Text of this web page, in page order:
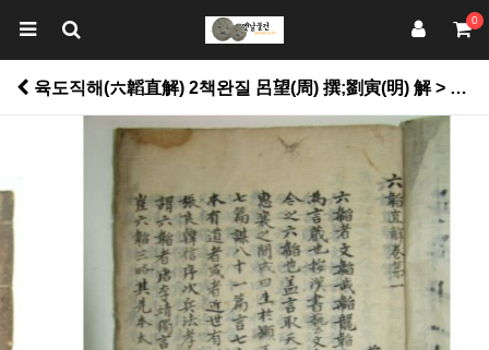
0
육도직해(六韜直解) 2책완질 呂望(周) 撰;劉寅(明) 解 > 고서적